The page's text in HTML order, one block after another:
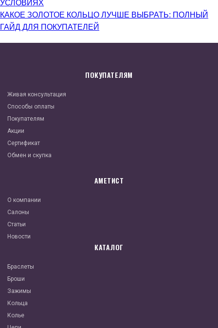
УСЛОВИЯХ
КАКОЕ ЗОЛОТОЕ КОЛЬЦО ЛУЧШЕ ВЫБРАТЬ: ПОЛНЫЙ
ГАЙД ДЛЯ ПОКУПАТЕЛЕЙ
ПОКУПАТЕЛЯМ
Живая консультация
Способы оплаты
Покупателям
Акции
Сертификат
Обмен и скупка
АМЕТИСТ
О компании
Салоны
Статьи
Новости
КАТАЛОГ
Браслеты
Броши
Зажимы
Кольца
Колье